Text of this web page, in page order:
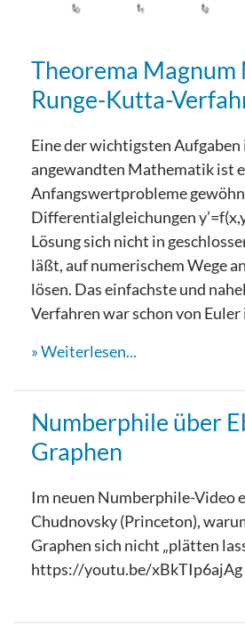
Theorema Magnum
Runge-Kutta-
Eine der wichtigsten Aufgaben
angewandten Mathematik ist
Anfangswertprobleme
Differentialgleichungen
Lösung sich nicht in
läßt, auf numerischem Wege
lösen. Das einfachste und
Verfahren war schon von Euler
Weiterlesen...
Numberphile über
Graphen
Im neuen Numberphile-Video
Chudnovsky (Princeton),
Graphen sich nicht „plätten
https://youtu.be/xBkTIp6ajAg